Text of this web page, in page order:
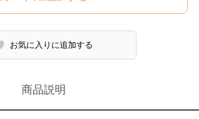
お気に入りに追加する
商品説明